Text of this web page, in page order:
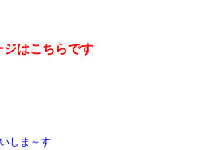
はこちらです
しま～す